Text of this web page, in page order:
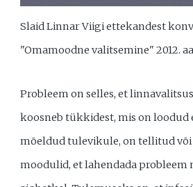
Slaid Linnar Viigi ettekandest
"Omamoodne valitsemine" 2012.
Probleem on selles, et
koosneb tükkidest, mis on loodud
mõeldud tulevikule, on tellitud
moodulid, et lahendada